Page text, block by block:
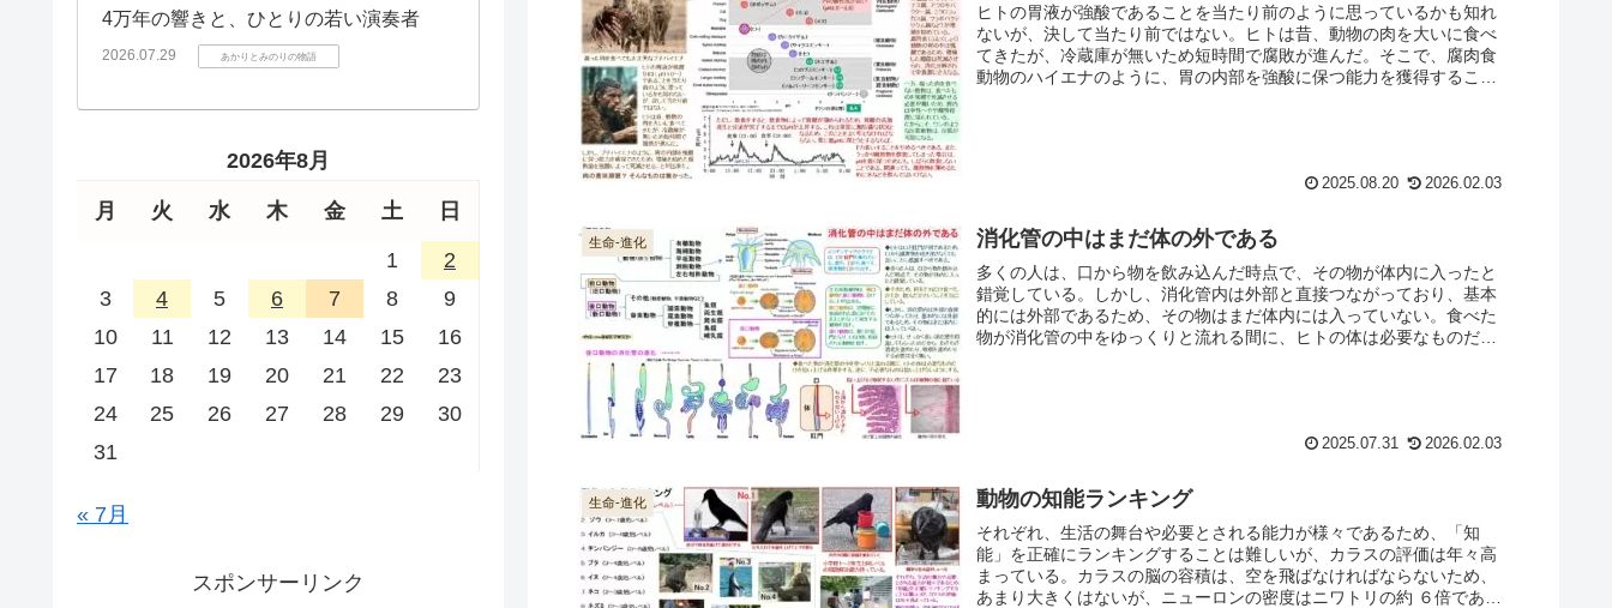
ヒトの胃液が強酸であることを当たり前のように思っているかも知れ
ないが、決して当たり前ではない。ヒトは昔、動物の肉を大いに食べ
てきたが、冷蔵庫が無いため短時間で腐敗が進んだ。そこで、腐肉食
動物のハイエナのように、胃の内部を強酸に保つ能力を獲得すること
2025.08.20 2026.02.03
生命-進化 消化管の中はまだ体の外である
多くの人は、口から物を飲み込んだ時点で、その物が体内に入ったと
錯覚している。しかし、消化管内は外部と直接つながっており、基本
的には外部であるため、その物はまだ体内には入っていない。食べた
物が消化管の中をゆっくりと流れる間に、ヒトの体は必要なものだけ
2025.07.31 2026.02.03
生命-進化 動物の知能ランキング
それぞれ、生活の舞台や必要とされる能力が様々であるため、「知
能」を正確にランキングすることは難しいが、カラスの評価は年々高
まっている。カラスの脳の容積は、空を飛ばなければならないため、
あまり大きくはないが、ニューロンの密度はニワトリの約 ６倍である
4万年の響きと、ひとりの若い演奏者
2026.07.29 あかりとみのりの物語
2026年8月
月 火 水 木 金 土 日
1
2
3
4 5 6 7 8
9
10
11 12 13 14 15
16
17
18 19 20 21 22
23
24
25 26 27 28 29
30
31
« 7月
スポンサーリンク